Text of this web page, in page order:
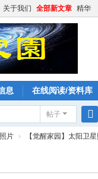
关于我们 全部新文章 精华
息 在线阅读/资料库
帖子
片 › 【觉醒家园】太阳卫